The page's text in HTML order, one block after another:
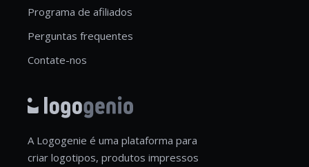
Programa de afiliados
Perguntas frequentes
Contate-nos
A Logogenie é uma plataforma para
criar logotipos, produtos impressos